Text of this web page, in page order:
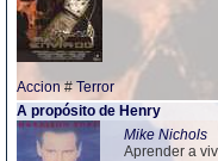
Accion#Terror
A propósito de Henry
Mike Nichols
Aprender a